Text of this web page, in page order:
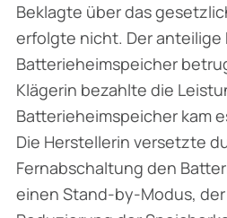
Beklagte über das
erfolgte nicht. Der anteilige
Batterieheimspeicher
Klägerin bezahlte die
Batterieheimspeicher kam
Die Herstellerin versetzte
Fernabschaltung den
einen Stand-by-Modus,